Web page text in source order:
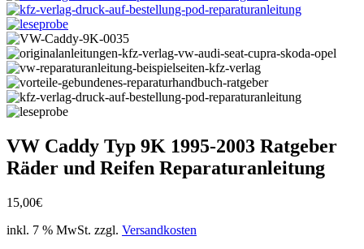
VW Caddy Typ 9K 1995-2003 Ratgeber
Räder und Reifen Reparaturanleitung
15,00€
inkl. 7 % MwSt. zzgl. Versandkosten